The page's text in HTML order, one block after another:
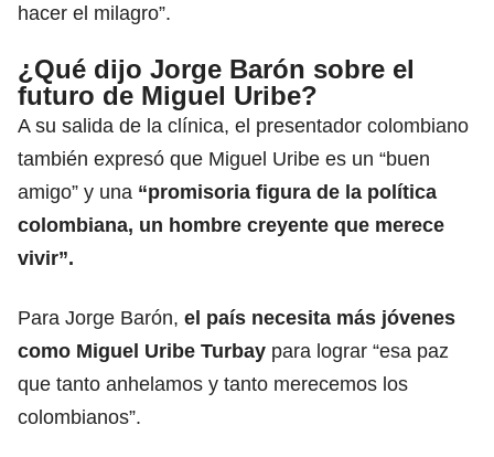
hacer el milagro”.
¿Qué dijo Jorge Barón sobre el
futuro de Miguel Uribe?
A su salida de la clínica, el presentador colombiano
también expresó que Miguel Uribe es un “buen
amigo” y una “promisoria figura de la política
colombiana, un hombre creyente que merece
vivir”.
Para Jorge Barón, el país necesita más jóvenes
como Miguel Uribe Turbay para lograr “esa paz
que tanto anhelamos y tanto merecemos los
colombianos”.